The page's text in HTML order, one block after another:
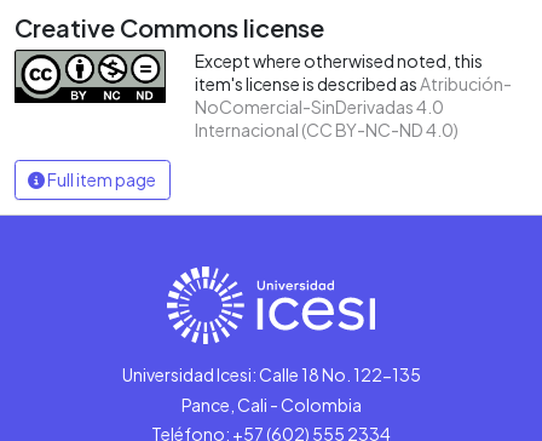
Creative Commons license
Except where otherwised noted, this
item's license is described asAtribución-
NoComercial-SinDerivadas 4.0
Internacional (CC BY-NC-ND 4.0)
Full item page
Universidad Icesi: Calle 18 No. 122-135
Pance, Cali - Colombia
Teléfono: +57 (602) 555 2334